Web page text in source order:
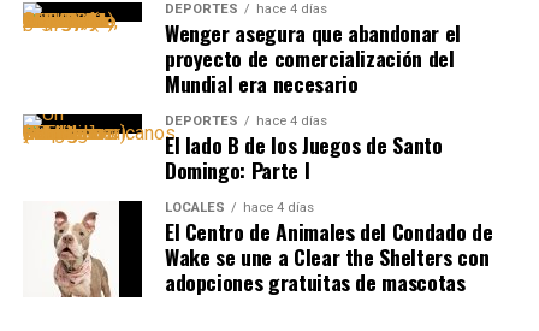
DEPORTES hace 4 días
Wenger asegura que abandonar el
proyecto de comercialización del
Mundial era necesario
DEPORTES hace 4 días
El lado B de los Juegos de Santo
Domingo: Parte I
LOCALES hace 4 días
El Centro de Animales del Condado de
Wake se une a Clear the Shelters con
adopciones gratuitas de mascotas